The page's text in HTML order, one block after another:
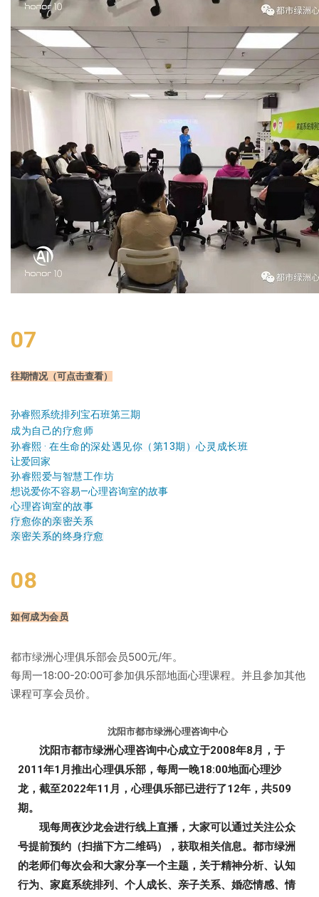
07
往期情况（可点击查看）
孙睿熙系统排列宝石班第三期
成为自己的疗愈师
孙睿熙 · 在生命的深处遇见你（第13期）心灵成长班
让爱回家
孙睿熙爱与智慧工作坊
想说爱你不容易—心理咨询室的故事
心理咨询室的故事
疗愈你的亲密关系
亲密关系的终身疗愈
08
如何成为会员
都市绿洲心理俱乐部会员500元/年。
每周一18:00-20:00可参加俱乐部地面心理课程。并且参加其他
课程可享会员价。
沈阳市都市绿洲心理咨询中心
沈阳市都市绿洲心理咨询中心成立于2008年8月，于
2011年1月推出心理俱乐部，每周一晚18:00地面心理沙
龙，截至2022年11月，心理俱乐部已进行了12年，共509
期。
现每周夜沙龙会进行线上直播，大家可以通过关注公众
号提前预约（扫描下方二维码），获取相关信息。都市绿洲
的老师们每次会和大家分享一个主题，关于精神分析、认知
行为、家庭系统排列、个人成长、亲子关系、婚恋情感、情